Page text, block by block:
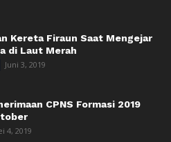
Kereta Firaun Saat Mengejar
di Laut Merah
Juni 3, 2019
CPNS Formasi 2019
4, 2019